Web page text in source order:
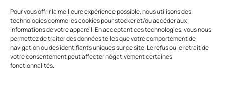
Pour vous offrir la meilleure expérience possible, nous utilisons des
technologies comme les cookies pour stocker et/ou accéder aux
informations de votre appareil. En acceptant ces technologies, vous nous
permettez de traiter des données telles que votre comportement de
navigation ou des identifiants uniques sur ce site. Le refus ou le retrait de
votre consentement peut affecter négativement certaines
fonctionnalités.
Photo
:
D.R.